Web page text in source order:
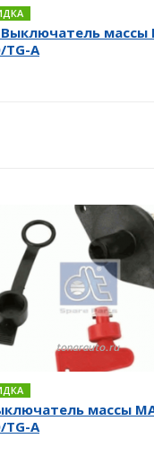
Выключатель массы
TG-A
массы
TG-A